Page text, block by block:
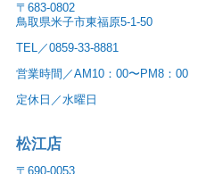
〒683-0802
鳥取県米子市東福原5-1-50
TEL／0859-33-8881
営業時間／AM10：00〜PM8：00
定休日／水曜日
松江店
〒690-0053